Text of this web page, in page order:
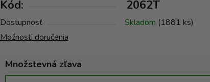
Kód: 2062T
Dostupnosť Skladom (1881 ks)
Možnosti doručenia
Množstevná zľava